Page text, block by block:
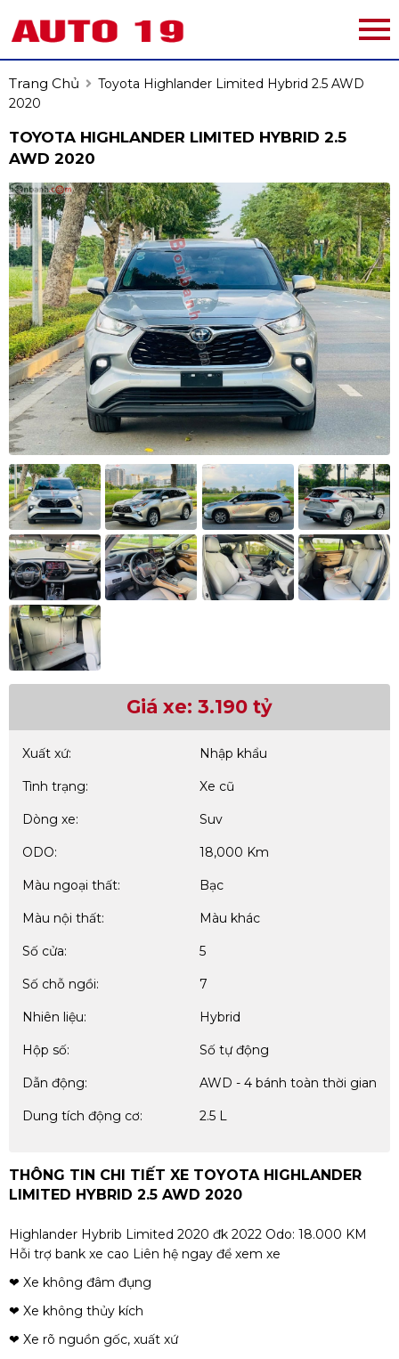
Trang Chủ
Toyota Highlander Limited Hybrid 2.5 AWD
2020
TOYOTA HIGHLANDER LIMITED HYBRID 2.5
AWD 2020
Giá xe: 3.190 tỷ
Xuất xứ: Nhập khẩu
Tình trạng: Xe cũ
Dòng xe: Suv
ODO: 18,000 Km
Màu ngoại thất: Bạc
Màu nội thất: Màu khác
Số cửa: 5
Số chỗ ngồi: 7
Nhiên liệu: Hybrid
Hộp số: Số tự động
Dẫn động: AWD - 4 bánh toàn thời gian
Dung tích động cơ: 2.5 L
THÔNG TIN CHI TIẾT XE TOYOTA HIGHLANDER
LIMITED HYBRID 2.5 AWD 2020
Highlander Hybrib Limited 2020 đk 2022 Odo: 18.000 KM
Hỗi trợ bank xe cao Liên hệ ngay để xem xe
❤ Xe không đâm đụng
❤ Xe không thủy kích
❤ Xe rõ nguồn gốc, xuất xứ